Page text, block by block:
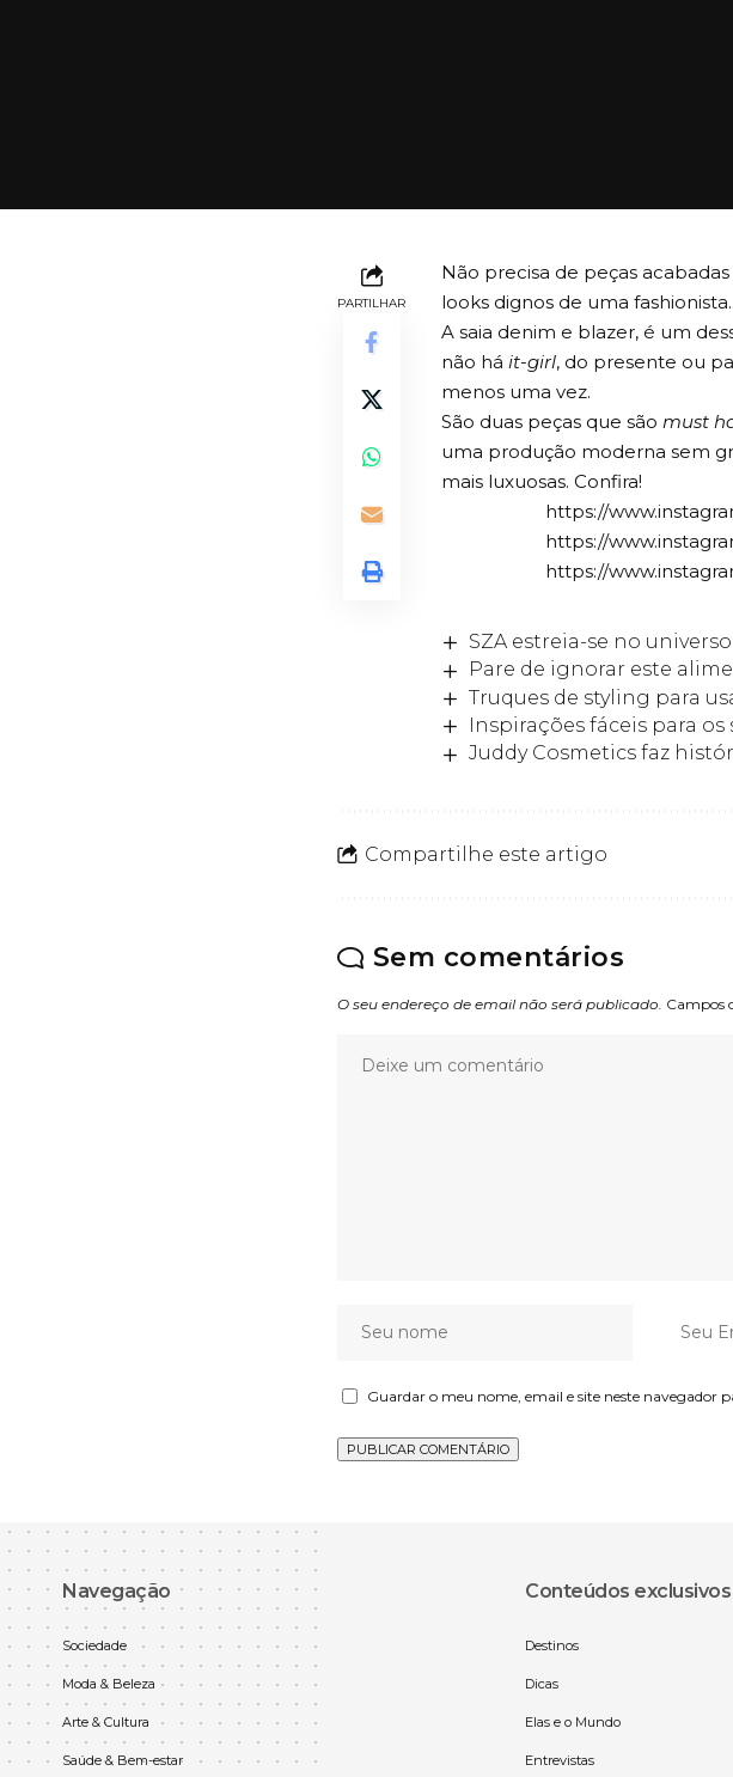
PARTILHAR
Não precisa de peças
looks dignos de uma
A saia denim e blazer, é um
não há it-girl, do presente ou
menos uma vez.
São duas peças que são must
uma produção moderna sem
mais luxuosas. Confira!
https://
https://
https://
SZA estreia-se no
Pare de ignorar este
Truques de styling para
Inspirações fáceis para
Juddy Cosmetics faz
Compartilhe este artigo
Sem comentários
O seu endereço de email não será publicado. Campos
Guardar o meu nome, email e site neste navegador
Navegação
Sociedade
Moda & Beleza
Arte & Cultura
Saúde & Bem-estar
Conteúdos exclusivos
Destinos
Dicas
Elas e o Mundo
Entrevistas